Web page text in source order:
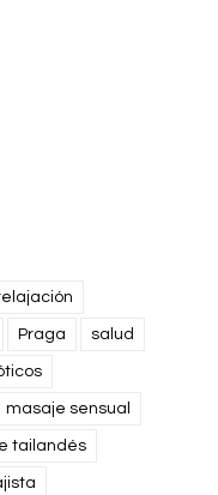
Praga salud
masaje sensual
tailandés